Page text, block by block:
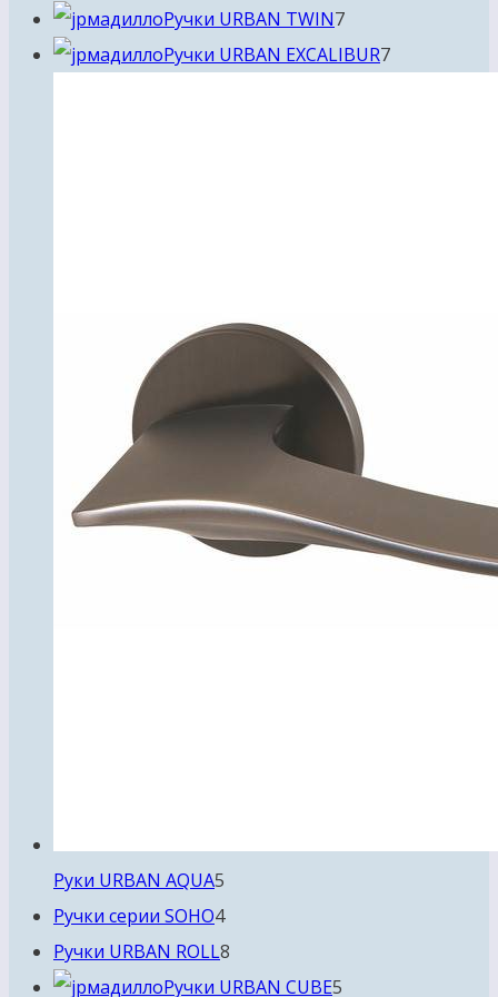
Ручки URBAN TWIN77
товаров
Ручки URBAN EXCALIBUR77
Руки URBAN AQUA5
товаров
Ручки серии SOHO44
товара
Ручки URBAN ROLL8
товаров
Ручки URBAN CUBE5